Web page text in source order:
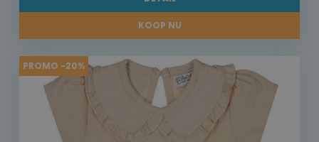
KOOP NU
PROMO -20%